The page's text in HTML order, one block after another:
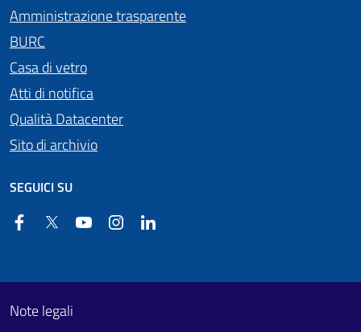
Amministrazione trasparente
BURC
Casa di vetro
Atti di notifica
Qualità Datacenter
Sito di archivio
SEGUICI SU
FacebookTwitter YouTube Instagram
Footer First
Useful links section
Note legali